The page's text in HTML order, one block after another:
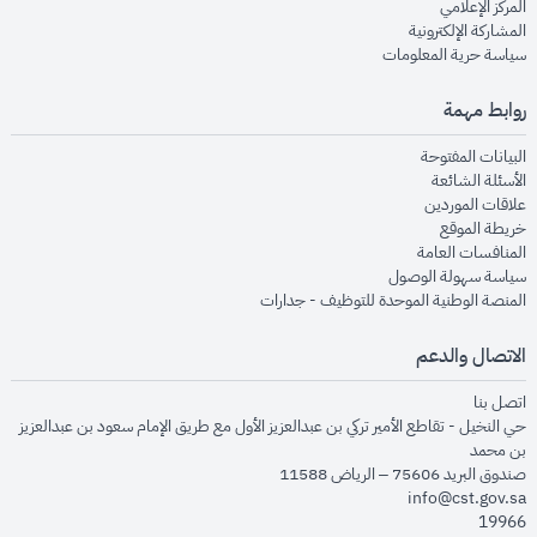
المركز الإعلاميopens in new window
المشاركة الإلكترونيةopens in new window
سياسة حرية المعلوماتopens in new window
روابط مهمة
البيانات المفتوحةopens in new window
الأسئلة الشائعةopens in new window
علاقات الموردينopens in new window
خريطة الموقعopens in new window
المنافسات العامةopens in new window
سياسة سهولة الوصولopens in new window
المنصة الوطنية الموحدة للتوظيف - جداراتopens in new window
الاتصال والدعم
اتصل بنا
حي النخيل - تقاطع الأمير تركي بن عبدالعزيز الأول مع طريق الإمام سعود بن عبدالعزيز
بن محمد
صندوق البريد 75606 – الرياض 11588
info@cst.gov.sa
19966